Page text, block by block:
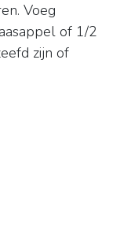
Voeg
of 1/2
zijn of